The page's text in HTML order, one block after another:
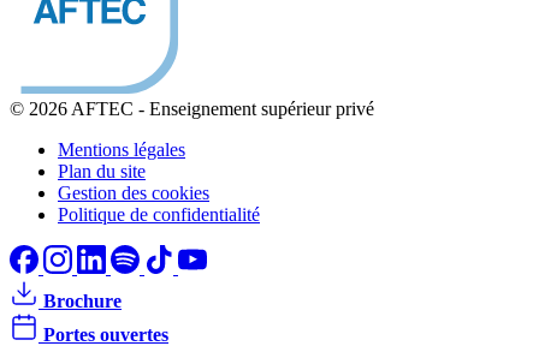
© 2026 AFTEC - Enseignement supérieur privé
Mentions légales
Plan du site
Gestion des cookies
Politique de confidentialité
Brochure
Portes ouvertes